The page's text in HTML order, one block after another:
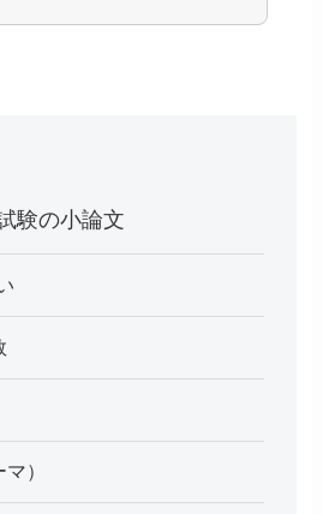
験の小論文
）